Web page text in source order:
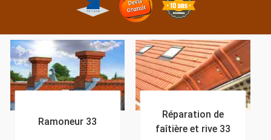
Ramoneur 33
Réparation de
faîtière et rive 33